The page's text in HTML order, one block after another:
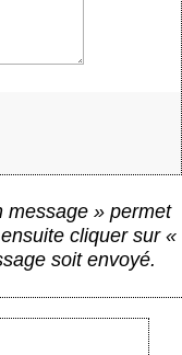
message » permet
cliquer sur «
soit envoyé.